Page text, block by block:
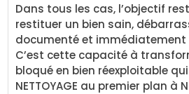
Dans tous les cas, l’objectif
restituer un bien sain,
documenté et immédiatement
C’est cette capacité à
bloqué en bien réexploitable qui
NETTOYAGE au premier plan à